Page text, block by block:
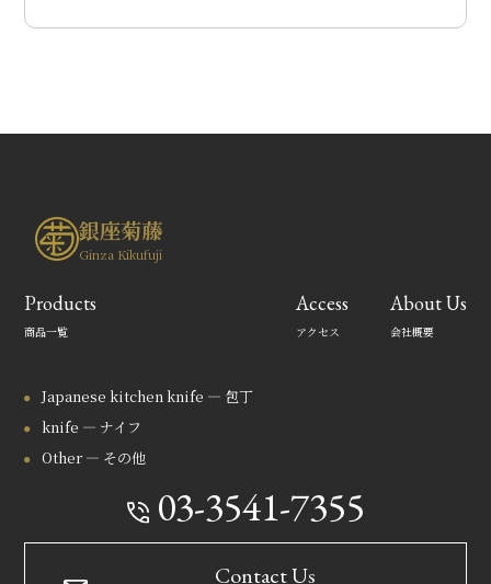
銀座菊藤
Ginza Kikufuji
Products
商品一覧
Japanese kitchen knife — 包丁
knife — ナイフ
Other — その他
Access
アクセス
About Us
会社概要
03-3541-7355
Contact Us